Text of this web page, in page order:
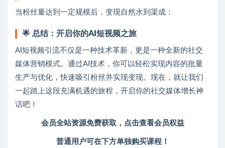
当粉丝量达到一定规模后，变现自然水到渠成：
🌟 总结：开启你的AI短视频之旅
AI短视频引流不仅是一种技术革新，更是一种全新的社交
媒体营销模式。通过AI技术，你可以轻松实现内容的批量
生产与优化，快速吸引粉丝并实现变现。现在，就让我们
一起踏上这段充满机遇的旅程，开启你的社交媒体增长神
话吧！
会员全站资源免费获取，点击查看会员权益
普通用户可在下方单独购买课程！